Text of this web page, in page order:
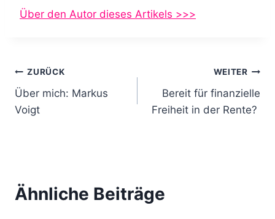
Über den Autor dieses Artikels >>>
B
e
r
a
ZURÜCK
Über mich: Markus
Voigt
WEITER
Bereit für finanzielle
Freiheit in der Rente?
Ähnliche Beiträge